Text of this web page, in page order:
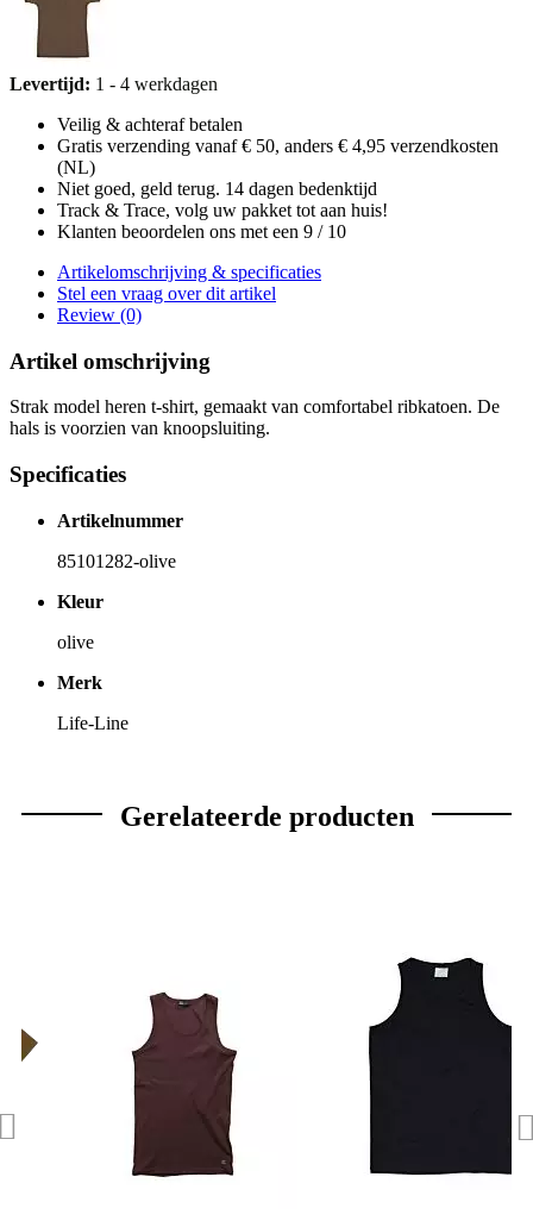
Levertijd: 1 - 4 werkdagen
Veilig & achteraf betalen
Gratis verzending vanaf € 50, anders € 4,95 verzendkosten
(NL)
Niet goed, geld terug. 14 dagen bedenktijd
Track & Trace, volg uw pakket tot aan huis!
Klanten beoordelen ons met een 9 / 10
Artikelomschrijving & specificaties
Stel een vraag over dit artikel
Review (0)
Artikel omschrijving
Strak model heren t-shirt, gemaakt van comfortabel ribkatoen. De
hals is voorzien van knoopsluiting.
Specificaties
Artikelnummer
85101282-olive
Kleur
olive
Merk
Life-Line
Gerelateerde producten